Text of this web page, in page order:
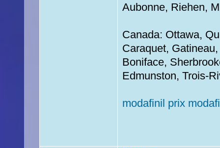
Aubonne, Riehen,
Canada: Ottawa,
Caraquet,
Boniface,
Edmunston, Trois-
modafinil prix